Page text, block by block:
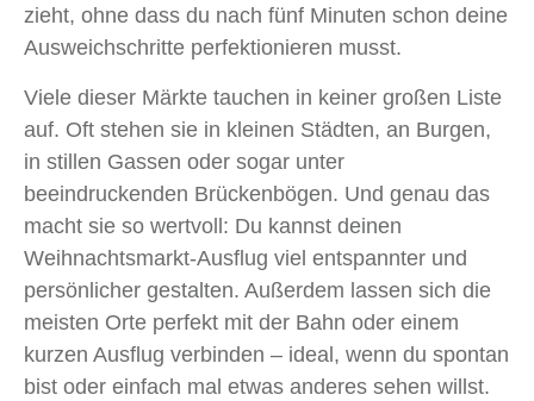
zieht, ohne dass du nach fünf Minuten schon deine
Ausweichschritte perfektionieren musst.
Viele dieser Märkte tauchen in keiner großen Liste
auf. Oft stehen sie in kleinen Städten, an Burgen,
in stillen Gassen oder sogar unter
beeindruckenden Brückenbögen. Und genau das
macht sie so wertvoll: Du kannst deinen
Weihnachtsmarkt-Ausflug viel entspannter und
persönlicher gestalten. Außerdem lassen sich die
meisten Orte perfekt mit der Bahn oder einem
kurzen Ausflug verbinden – ideal, wenn du spontan
bist oder einfach mal etwas anderes sehen willst.